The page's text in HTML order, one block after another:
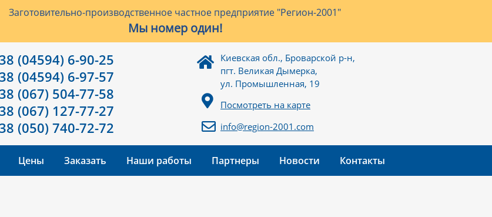
Заготовительно-производственное частное предприятие "Регион-2001"
Мы номер один!
(04594) 6-90-25
(04594) 6-97-57
(067) 504-77-58
(067) 127-77-27
(050) 740-72-72
Киевская обл., Броварской р-н,
пгт. Великая Дымерка,
ул. Промышленная, 19
Посмотреть на карте
info@region-2001.com
Цены Заказать Наши работы Партнеры Новости Контакты